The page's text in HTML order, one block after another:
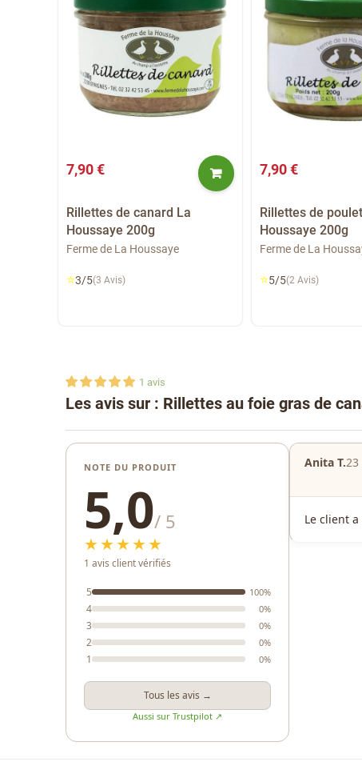
7,90 €
Rillettes de canard La
Houssaye 200g
Ferme de La Houssaye
⭐3/5(3 Avis)
7,90 €
Rillettes de
Houssaye 200g
Ferme de La
⭐5/5(2 Avis)
Les avis sur : Rillettes au foie gras de
1 avis
NOTE DU PRODUIT
5,0/ 5
★★★★★
1 avis client vérifiés
5 100%
4 0%
3 0%
2 0%
1 0%
Tous les avis →
Aussi sur Trustpilot ↗
Anita T.23
Le client